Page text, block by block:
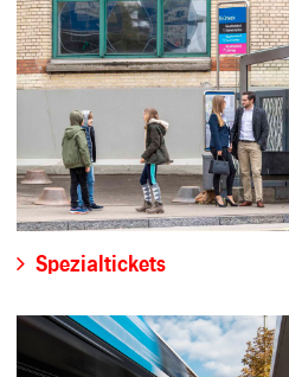
Spezialtickets